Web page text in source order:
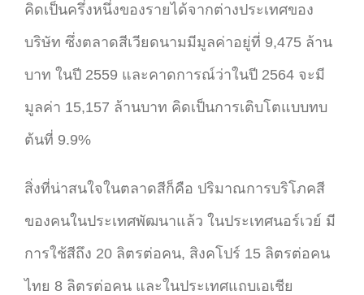
คิดเป็นครึ่งหนึ่งของรายได้จากต่างประเทศของ
บริษัท ซึ่งตลาดสีเวียดนามมีมูลค่าอยู่ที่ 9,475 ล้าน
บาท ในปี 2559 และคาดการณ์ว่าในปี 2564 จะมี
มูลค่า 15,157 ล้านบาท คิดเป็นการเติบโตแบบทบ
ต้นที่ 9.9%
สิ่งที่น่าสนใจในตลาดสีก็คือ ปริมาณการบริโภคสี
ของคนในประเทศพัฒนาแล้ว ในประเทศนอร์เวย์ มี
การใช้สีถึง 20 ลิตรต่อคน, สิงคโปร์ 15 ลิตรต่อคน
ไทย 8 ลิตรต่อคน และในประเทศแถบเอเชีย